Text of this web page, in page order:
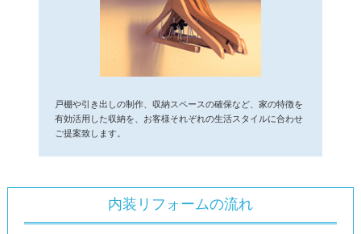
戸棚や引き出しの制作、収納スペースの確保など、家の特徴を
有効活用した収納を、お客様それぞれの生活スタイルに合わせ
ご提案致します。
内装リフォームの流れ